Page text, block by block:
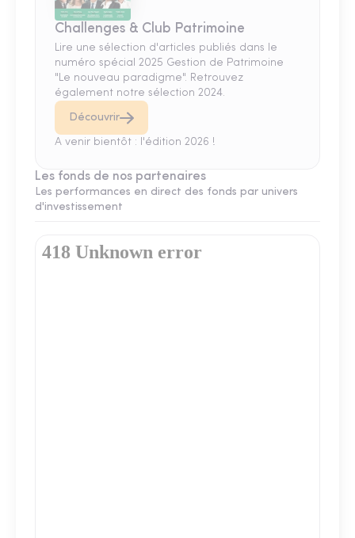
Challenges & Club Patrimoine
Lire une sélection d'articles publiés dans le
numéro spécial 2025 Gestion de Patrimoine
"Le nouveau paradigme". Retrouvez
également notre sélection 2024.
Découvrir
A venir bientôt : l'édition 2026 !
Les fonds de nos partenaires
Les performances en direct des fonds par univers
d'investissement